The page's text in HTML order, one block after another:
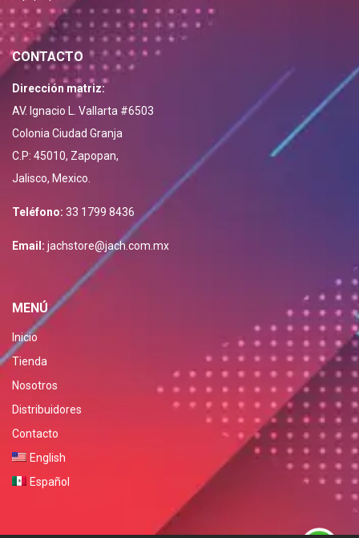
CONTACTO
Dirección matriz:
AV. Ignacio L. Vallarta #6503
Colonia Ciudad Granja
C.P: 45010, Zapopan,
Jalisco, Mexico.
Teléfono: 33 1799 8436
Email: jachstore@jach.com.mx
MENÚ
Inicio
Tienda
Nosotros
Distribuidores
Contacto
English
Español